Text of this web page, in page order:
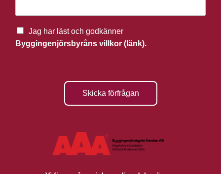
Jag har läst och godkänner
Byggingenjörsbyråns villkor (länk).
Skicka förfrågan